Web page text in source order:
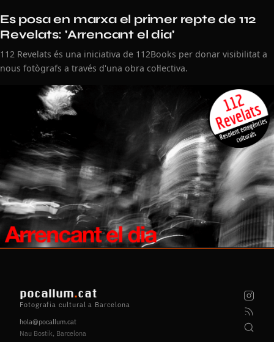
Es posa en marxa el primer repte de 112
Revelats: 'Arrencant el dia'
112 Revelats és una iniciativa de 112Books per donar visibilitat a
nous fotògrafs a través d'una obra col·lectiva.
pocallum.cat
Fotografia cultural a Barcelona
hola@pocallum.cat
Nau Bostik, Barcelona